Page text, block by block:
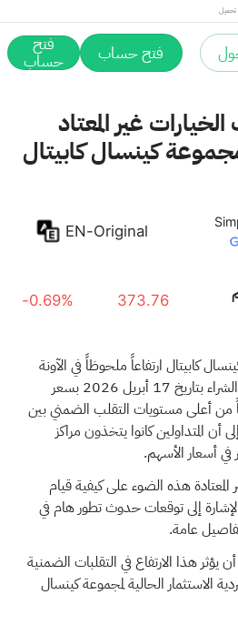
تحميل
فتح حساب فتح
حساب
غير المعتاد
كينسال كابيتال
EN-Original
373.76
-0.69%
كابيتال ارتفاعاً ملحوظاً في الآونة
الأخيرة، حيث أظهر خيار الشراء بتاريخ 17 أبريل 2026 بسعر
بعضاً من أعلى مستويات التقلب الضمني بين
أن المتداولين كانوا يتخذون مراكز
أسعار الأسهم.
هذه الضوء على كيفية قيام
إلى توقعات حدوث تطور هام في
عامة.
هذا الارتفاع في التقلبات الضمنية
الاستثمار الحالية لمجموعة كينسال